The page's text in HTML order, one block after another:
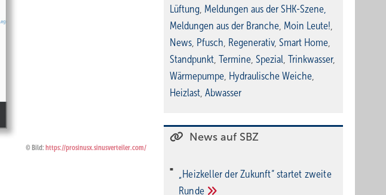
Bild: https://prosinusx.sinusverteiler.com/
Lüftung, Meldungen aus der SHK-Szene,
Meldungen aus der Branche, Moin Leute!,
News, Pfusch, Regenerativ, Smart Home,
Standpunkt, Termine, Spezial, Trinkwasser,
Wärmepumpe, Hydraulische Weiche,
Heizlast, Abwasser
News auf SBZ
„Heizkeller der Zu­kunft“ star­tet zwei­te
Run­de